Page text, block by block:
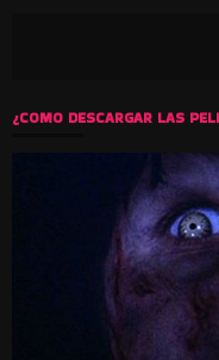
¿COMO DESCARGAR LAS